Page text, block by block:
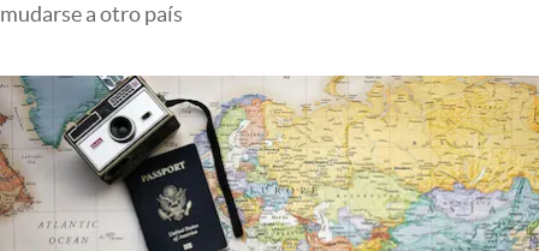
Clase
Clima
Mundial 2026
Eventos Corporativos
mudarse a otro país